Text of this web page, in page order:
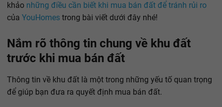
khảo những điều cần biết khi mua bán đất để tránh rủi ro
của YouHomes trong bài viết dưới đây nhé!
Nắm rõ thông tin chung về khu đất
trước khi mua bán đất
Thông tin về khu đất là một trong những yếu tố quan trọng
để giúp bạn đưa ra quyết định mua bán đất.